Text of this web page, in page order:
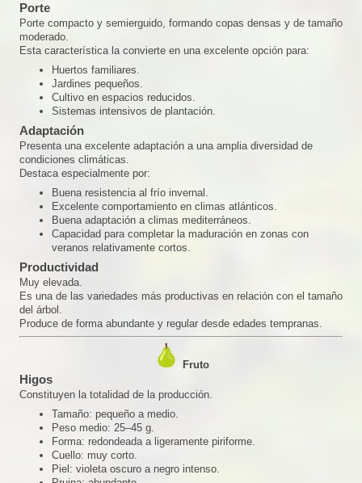
Porte
Porte compacto y semierguido, formando copas densas y de tamaño
moderado.
Esta característica la convierte en una excelente opción para:
Huertos familiares.
Jardines pequeños.
Cultivo en espacios reducidos.
Sistemas intensivos de plantación.
Adaptación
Presenta una excelente adaptación a una amplia diversidad de
condiciones climáticas.
Destaca especialmente por:
Buena resistencia al frío invernal.
Excelente comportamiento en climas atlánticos.
Buena adaptación a climas mediterráneos.
Capacidad para completar la maduración en zonas con
veranos relativamente cortos.
Productividad
Muy elevada.
Es una de las variedades más productivas en relación con el tamaño
del árbol.
Produce de forma abundante y regular desde edades tempranas.
Fruto
Higos
Constituyen la totalidad de la producción.
Tamaño: pequeño a medio.
Peso medio: 25–45 g.
Forma: redondeada a ligeramente piriforme.
Cuello: muy corto.
Piel: violeta oscuro a negro intenso.